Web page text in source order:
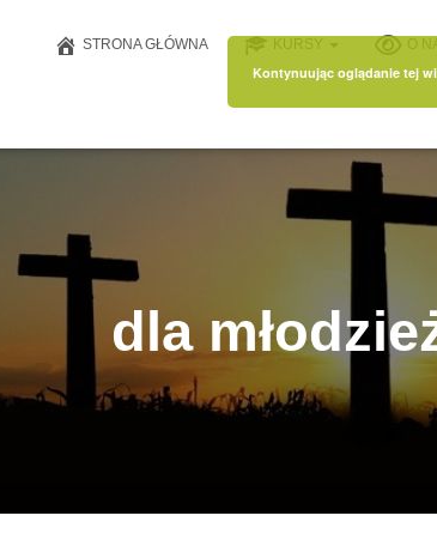
STRONA GŁÓWNA KURSY O
dla
Kontynuując oglądanie tej